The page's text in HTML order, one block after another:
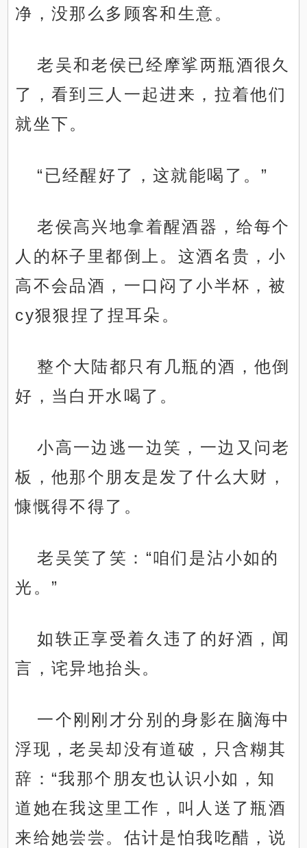
净，没那么多顾客和生意。
老吴和老侯已经摩挲两瓶酒很久
了，看到三人一起进来，拉着他们
就坐下。
“已经醒好了，这就能喝了。”
老侯高兴地拿着醒酒器，给每个
人的杯子里都倒上。这酒名贵，小
高不会品酒，一口闷了小半杯，被
cy狠狠捏了捏耳朵。
整个大陆都只有几瓶的酒，他倒
好，当白开水喝了。
小高一边逃一边笑，一边又问老
板，他那个朋友是发了什么大财，
慷慨得不得了。
老吴笑了笑：“咱们是沾小如的
光。”
如轶正享受着久违了的好酒，闻
言，诧异地抬头。
一个刚刚才分别的身影在脑海中
浮现，老吴却没有道破，只含糊其
辞：“我那个朋友也认识小如，知
道她在我这里工作，叫人送了瓶酒
来给她尝尝。估计是怕我吃醋，说